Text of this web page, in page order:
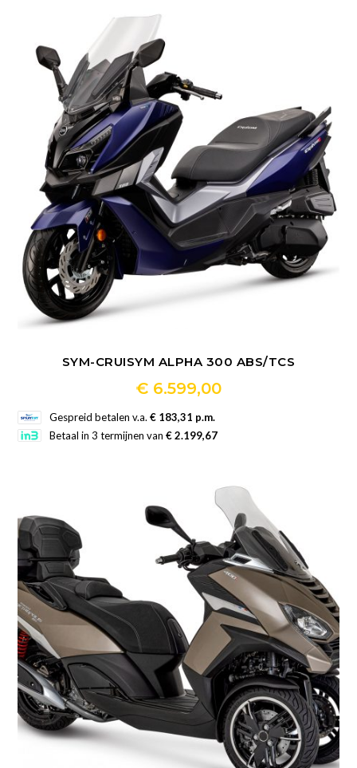
SYM-CRUISYM ALPHA 300 ABS/TCS
€ 6.599,00
Dit
product
variaties.
optie
kan
gekozen
worden
op
de
productpagina
Gespreid betalen v.a.€ 183,31 p.m.
Betaal in 3 termijnen van€ 2.199,67